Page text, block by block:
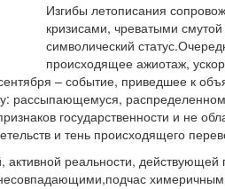
Изгибы летописания
кризисами, чреватыми
символический
происходящее ажиотаж,
– событие, приведшее к
рассыпающемуся,
государственности и не
и тень происходящего
реальности,